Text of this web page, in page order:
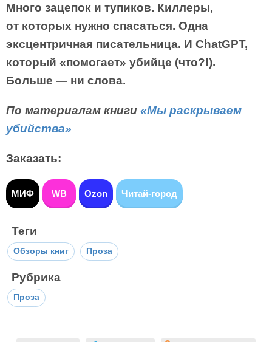
Много зацепок и тупиков. Киллеры,
от которых нужно спасаться. Одна
эксцентричная писательница. И ChatGPT,
который «помогает» убийце (что?!).
Больше — ни слова.
По материалам книги «Мы раскрываем
убийства»
Заказать:
МИФ WB Ozon Читай-город
Теги
Обзоры книг Проза
Рубрика
Проза